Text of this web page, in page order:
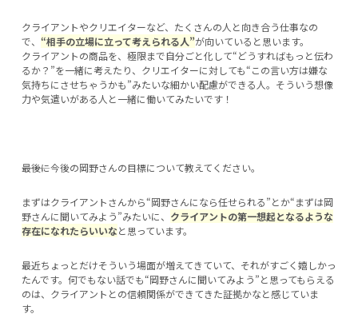
クライアントやクリエイターなど、たくさんの人と向き合う仕事なの
で、 “相手の立場に立って考えられる人”が向いていると思います。
クライアントの商品を、極限まで自分ごと化して“どうすればもっと伝わ
るか？”を一緒に考えたり、クリエイターに対しても“この言い方は嫌な
気持ちにさせちゃうかも”みたいな細かい配慮ができる人。そういう想像
力や気遣いがある人と一緒に働いてみたいです！
―――最後に今後の岡野さんの目標について教えてください。
まずはクライアントさんから“岡野さんになら任せられる”とか“まずは岡
野さんに聞いてみよう”みたいに、 クライアントの第一想起となるような
存在になれたらいいなと思っています。
最近ちょっとだけそういう場面が増えてきていて、それがすごく嬉しかっ
たんです。何でもない話でも“岡野さんに聞いてみよう”と思ってもらえる
のは、クライアントとの信頼関係ができてきた証拠かなと感じていま
す。